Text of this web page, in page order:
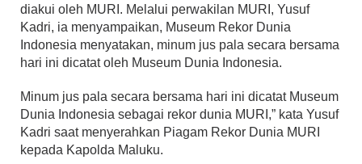
diakui oleh MURI. Melalui perwakilan MURI, Yusuf
Kadri, ia menyampaikan, Museum Rekor Dunia
Indonesia menyatakan, minum jus pala secara bersama
hari ini dicatat oleh Museum Dunia Indonesia.
Minum jus pala secara bersama hari ini dicatat Museum
Dunia Indonesia sebagai rekor dunia MURI,” kata Yusuf
Kadri saat menyerahkan Piagam Rekor Dunia MURI
kepada Kapolda Maluku.